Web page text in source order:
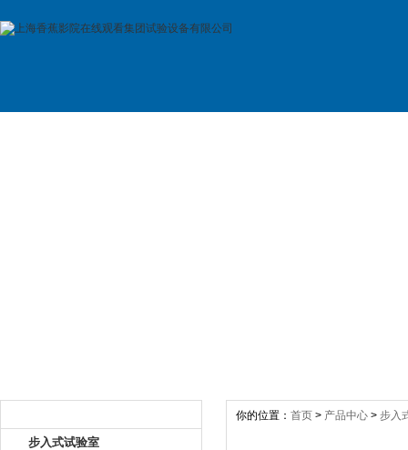
步入式试验室
你的位置： 首页 > 产品中心 > 步入